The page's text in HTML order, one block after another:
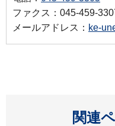
ファクス：045-459-
メールアドレス： ke-
関連